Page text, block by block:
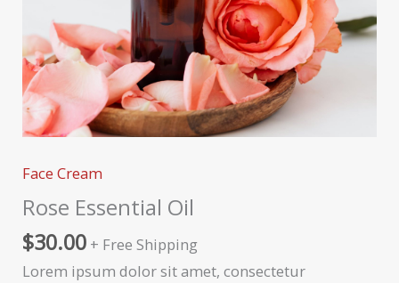
Face Cream
Rose Essential Oil
$30.00 + Free Shipping
Lorem ipsum dolor sit amet, consectetur